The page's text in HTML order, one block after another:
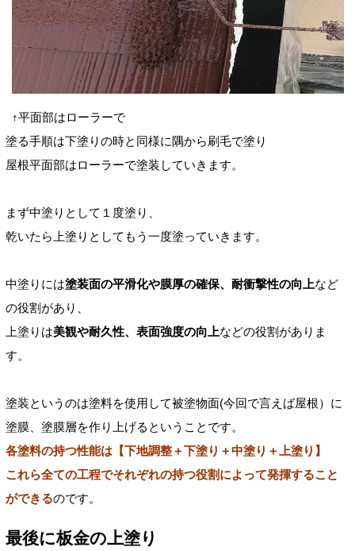
↑平面部はローラーで
塗る手順は下塗りの時と同様に隅から刷毛で塗り
屋根平面部はローラーで塗装していきます。
まず中塗りとして１度塗り、
乾いたら上塗りとしてもう一度塗っていきます。
中塗りには塗装面の平滑化や膜厚の確保、耐衝撃性の向上など
の役割があり、
上塗りは美観や耐久性、表面強度の向上などの役割がありま
す。
塗装というのは塗料を使用して被塗物面(今回で言えば屋根）に
塗膜、塗膜層を作り上げるということです。
各塗料の持つ性能は【下地調整＋下塗り＋中塗り＋上塗り】
これら全ての工程でそれぞれの持つ役割によって発揮すること
ができるのです。
最後に板金の上塗り